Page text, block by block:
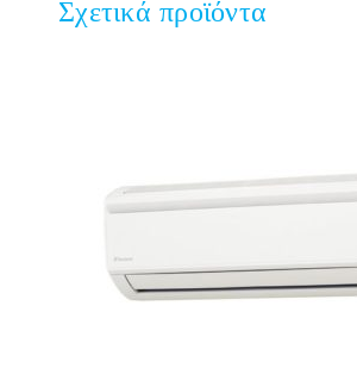
Σχετικά προϊόντα